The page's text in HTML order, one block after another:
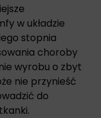
w układzie
stopnia
choroby
wyrobu o zbyt
nie przynieść
do